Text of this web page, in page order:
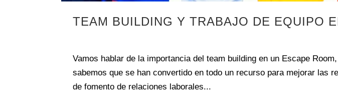
TEAM BUILDING Y TRABAJO DE EQUIPO
Vamos hablar de la importancia del team building en un Escape
sabemos que se han convertido en todo un recurso para mejorar las
de fomento de relaciones laborales...